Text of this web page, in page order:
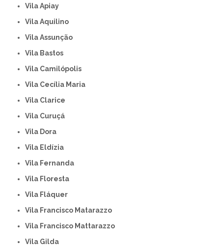
Vila Apiay
Vila Aquilino
Vila Assunção
Vila Bastos
Vila Camilópolis
Vila Cecília Maria
Vila Clarice
Vila Curuçá
Vila Dora
Vila Eldízia
Vila Fernanda
Vila Floresta
Vila Fláquer
Vila Francisco Matarazzo
Vila Francisco Mattarazzo
Vila Gilda